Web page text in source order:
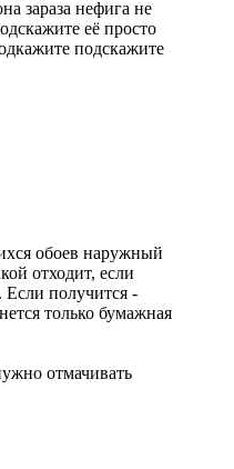
зараза нефига не
её просто
подскажите
обоев наружный
отходит, если
Если получится -
только бумажная
отмачивать